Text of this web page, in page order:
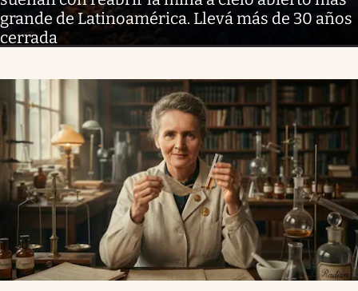
grande de Latinoamérica. Llevá más de 30 años
cerrada